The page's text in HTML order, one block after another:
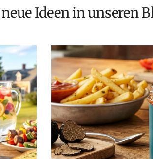
neue Ideen in unseren